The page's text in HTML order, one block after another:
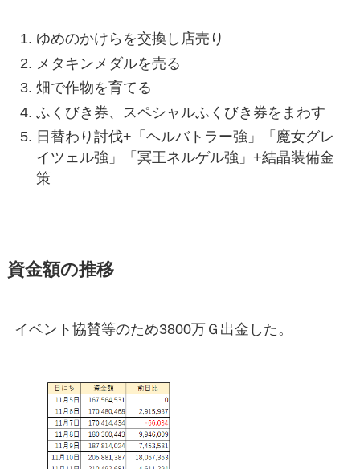
ゆめのかけらを交換し店売り
メタキンメダルを売る
畑で作物を育てる
ふくびき券、スペシャルふくびき券をまわす
日替わり討伐+「ヘルバトラー強」「魔女グレ
イツェル強」「冥王ネルゲル強」+結晶装備金
策
資金額の推移
イベント協賛等のため3800万Ｇ出金した。